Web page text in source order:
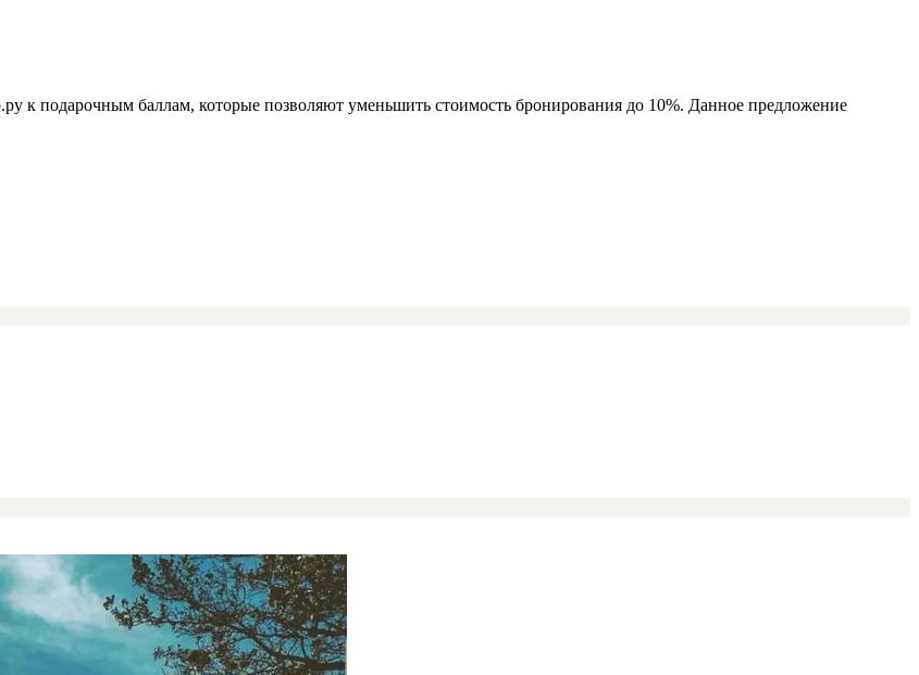
к подарочным баллам, которые позволяют уменьшить стоимость бронирования до 10%. Данное предложение